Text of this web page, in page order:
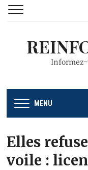
Informez-
MENU
Elles
voile :